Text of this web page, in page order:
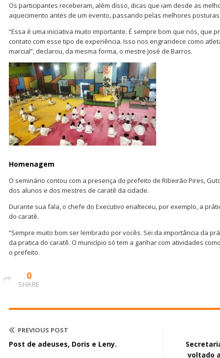
Os participantes receberam, além disso, dicas que iam desde as
aquecimento antes de um evento, passando pelas melhores
“Essa é uma iniciativa muito importante. É sempre bom que nós, que
contato com esse tipo de experiência. Isso nos engrandece como
marcial”, declarou, da mesma forma, o mestre José de Barros.
Homenagem
O seminário contou com a presença do prefeito de Ribeirão Pires,
dos alunos e dos mestres de caratê da cidade.
Durante sua fala, o chefe do Executivo enalteceu, por exemplo, a
do caratê.
“Sempre muito bom ser lembrado por vocês. Sei da importância da
da pratica do caratê. O município só tem a ganhar com atividades
o prefeito.
0
SHARE
PREVIOUS POST
Post de adeuses, Doris e Leny.
voltado